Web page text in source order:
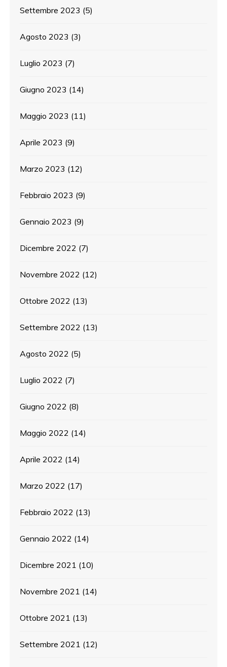
Settembre 2023 (5)
Agosto 2023 (3)
Luglio 2023 (7)
Giugno 2023 (14)
Maggio 2023 (11)
Aprile 2023 (9)
Marzo 2023 (12)
Febbraio 2023 (9)
Gennaio 2023 (9)
Dicembre 2022 (7)
Novembre 2022 (12)
Ottobre 2022 (13)
Settembre 2022 (13)
Agosto 2022 (5)
Luglio 2022 (7)
Giugno 2022 (8)
Maggio 2022 (14)
Aprile 2022 (14)
Marzo 2022 (17)
Febbraio 2022 (13)
Gennaio 2022 (14)
Dicembre 2021 (10)
Novembre 2021 (14)
Ottobre 2021 (13)
Settembre 2021 (12)